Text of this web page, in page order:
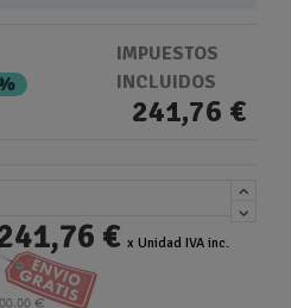
IMPUESTOS
INCLUIDOS
241,76 €
€ x Unidad IVA inc.